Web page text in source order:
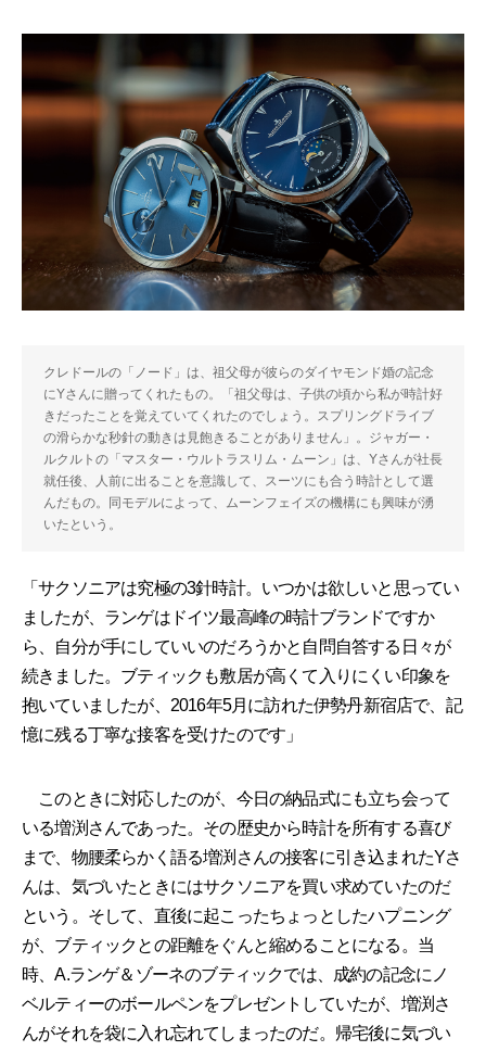
クレドールの「ノード」は、祖父母が彼らのダイヤモンド婚の記念
にYさんに贈ってくれたもの。「祖父母は、子供の頃から私が時計好
きだったことを覚えていてくれたのでしょう。スプリングドライブ
の滑らかな秒針の動きは見飽きることがありません」。ジャガー・
ルクルトの「マスター・ウルトラスリム・ムーン」は、Yさんが社長
就任後、人前に出ることを意識して、スーツにも合う時計として選
んだもの。同モデルによって、ムーンフェイズの機構にも興味が湧
いたという。
「サクソニアは究極の3針時計。いつかは欲しいと思ってい
ましたが、ランゲはドイツ最高峰の時計ブランドですか
ら、自分が手にしていいのだろうかと自問自答する日々が
続きました。ブティックも敷居が高くて入りにくい印象を
抱いていましたが、2016年5月に訪れた伊勢丹新宿店で、記
憶に残る丁寧な接客を受けたのです」
このときに対応したのが、今日の納品式にも立ち会って
いる増渕さんであった。その歴史から時計を所有する喜び
まで、物腰柔らかく語る増渕さんの接客に引き込まれたYさ
んは、気づいたときにはサクソニアを買い求めていたのだ
という。そして、直後に起こったちょっとしたハプニング
が、ブティックとの距離をぐんと縮めることになる。当
時、A.ランゲ＆ゾーネのブティックでは、成約の記念にノ
ベルティーのボールペンをプレゼントしていたが、増渕さ
んがそれを袋に入れ忘れてしまったのだ。帰宅後に気づい